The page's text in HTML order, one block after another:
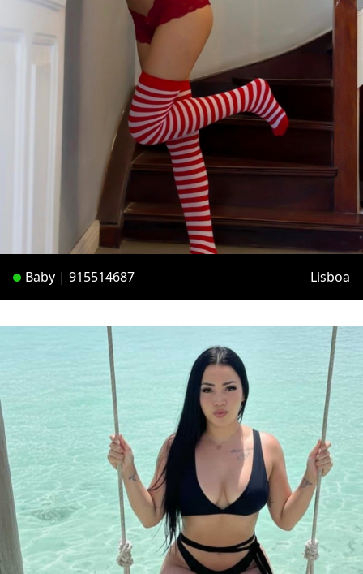
Baby | 915514687 Lisboa